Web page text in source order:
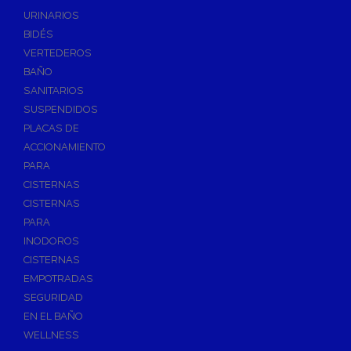
Válvulas de Esfera
Válvulas de Escuadra y Lavadora
Válvulas Reductoras de Presión
Válvulas de Retención
Electroválvulas
Válvulas de Compuerta
Válvulas de Contadores
Llaves de Paso
Accesorios de Valvulería
Calderines
Herramientas y Vestuario
Adhesivos Instantaneos
Selladores y Masillas
URINARIOS
BIDÉS
VERTEDEROS
BAÑO
SANITARIOS
SUSPENDIDOS
PLACAS DE
ACCIONAMIENTO
PARA
CISTERNAS
CISTERNAS
PARA
INODOROS
CISTERNAS
EMPOTRADAS
SEGURIDAD
EN EL BAÑO
WELLNESS